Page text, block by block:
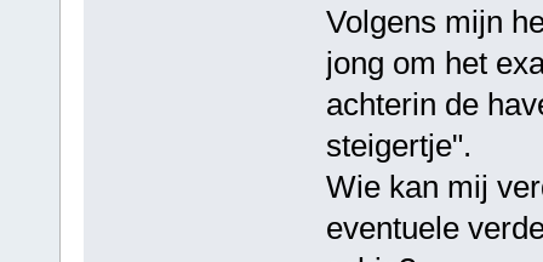
Volgens mijn
jong om het
achterin de
steigertje".
Wie kan mij
eventuele